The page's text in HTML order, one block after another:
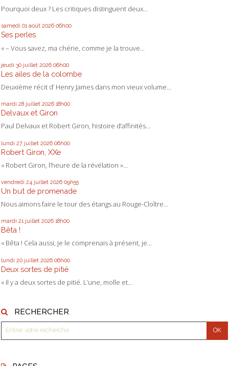
Pourquoi deux ? Les critiques distinguent deux...
samedi 01 août 2026 06h00
Ses perles
« – Vous savez, ma chérie, comme je la trouve...
jeudi 30 juillet 2026 06h00
Les ailes de la colombe
Deuxième récit d’ Henry James dans mon vieux volume...
mardi 28 juillet 2026 18h00
Delvaux et Giron
Paul Delvaux et Robert Giron, histoire d’affinités...
lundi 27 juillet 2026 06h00
Robert Giron, XXe
« Robert Giron, l’heure de la révélation »...
vendredi 24 juillet 2026 09h55
Un but de promenade
Nous aimons faire le tour des étangs au Rouge-Cloître...
mardi 21 juillet 2026 18h00
Bêta !
« Bêta ! Cela aussi, je le comprenais à présent, je...
lundi 20 juillet 2026 06h00
Deux sortes de pitié
« Il y a deux sortes de pitié. L’une, molle et...
RECHERCHER